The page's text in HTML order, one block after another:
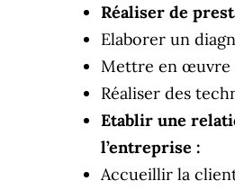
Réaliser de
Elaborer un
Mettre en œuvre
Réaliser des
Etablir une
l’entreprise :
Accueillir la